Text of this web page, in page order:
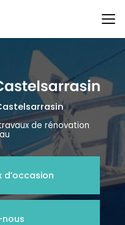
de rénovation